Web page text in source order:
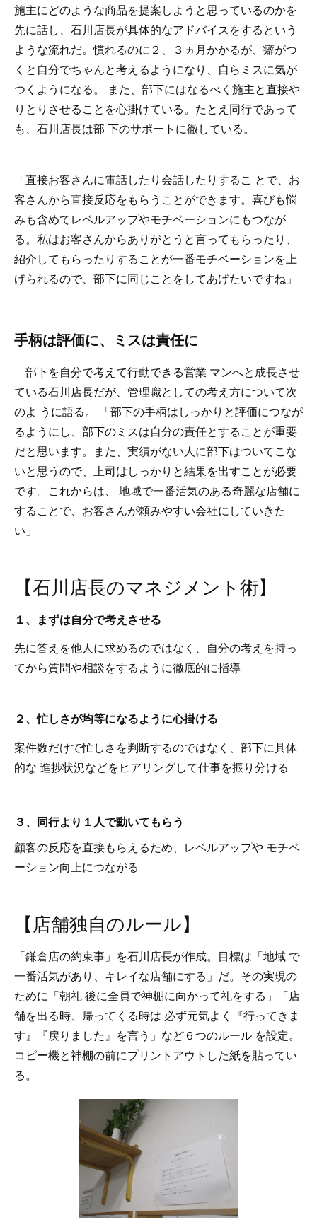
施主にどのような商品を提案しようと思っているのかを
先に話し、石川店長が具体的なアドバイスをするという
ような流れだ。慣れるのに２、３ヵ月かかるが、癖がつ
くと自分でちゃんと考えるようになり、自らミスに気が
つくようになる。 また、部下にはなるべく施主と直接や
りとりさせることを心掛けている。たとえ同行であって
も、石川店長は部 下のサポートに徹している。
「直接お客さんに電話したり会話したりするこ とで、お
客さんから直接反応をもらうことができます。喜びも悩
みも含めてレベルアップやモチベーションにもつなが
る。私はお客さんからありがとうと言ってもらったり、
紹介してもらったりすることが一番モチベーションを上
げられるので、部下に同じことをしてあげたいですね」
手柄は評価に、ミスは責任に
部下を自分で考えて行動できる営業 マンへと成長させ
ている石川店長だが、管理職としての考え方について次
のよ うに語る。 「部下の手柄はしっかりと評価につなが
るようにし、部下のミスは自分の責任とすることが重要
だと思います。また、実績がない人に部下はついてこな
いと思うので、上司はしっかりと結果を出すことが必要
です。これからは、 地域で一番活気のある奇麗な店舗に
することで、お客さんが頼みやすい会社にしていきた
い」
【石川店長のマネジメント術】
１、まずは自分で考えさせる
先に答えを他人に求めるのではなく、自分の考えを持っ
てから質問や相談をするように徹底的に指導
２、忙しさが均等になるように心掛ける
案件数だけで忙しさを判断するのではなく、部下に具体
的な 進捗状況などをヒアリングして仕事を振り分ける
３、同行より１人で動いてもらう
顧客の反応を直接もらえるため、レベルアップや モチベ
ーション向上につながる
【店舗独自のルール】
「鎌倉店の約束事」を石川店長が作成。目標は「地域 で
一番活気があり、キレイな店舗にする」だ。その実現の
ために「朝礼 後に全員で神棚に向かって礼をする」「店
舗を出る時、帰ってくる時は 必ず元気よく『行ってきま
す』『戻りました』を言う」など６つのルール を設定。
コピー機と神棚の前にプリントアウトした紙を貼ってい
る。